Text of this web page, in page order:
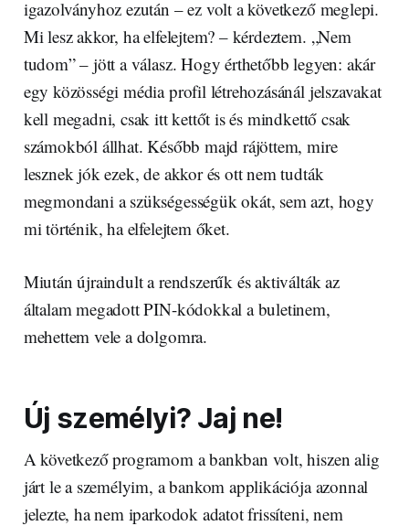
igazolványhoz ezután – ez volt a következő meglepi.
Mi lesz akkor, ha elfelejtem? – kérdeztem. „Nem
tudom” – jött a válasz. Hogy érthetőbb legyen: akár
egy közösségi média profil létrehozásánál jelszavakat
kell megadni, csak itt kettőt is és mindkettő csak
számokból állhat. Később majd rájöttem, mire
lesznek jók ezek, de akkor és ott nem tudták
megmondani a szükségességük okát, sem azt, hogy
mi történik, ha elfelejtem őket.
Miután újraindult a rendszerűk és aktiválták az
általam megadott PIN-kódokkal a buletinem,
mehettem vele a dolgomra.
Új személyi? Jaj ne!
A következő programom a bankban volt, hiszen alig
járt le a személyim, a bankom applikációja azonnal
jelezte, ha nem iparkodok adatot frissíteni, nem